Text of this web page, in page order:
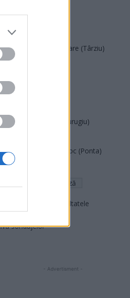
PACE (Peia)
Acțiunea Conservatoare (Târziu)
PDF (Lazarus)
PNȚCD (Pavelescu)
Partidul Patrioților (Surugiu)
România pe Primul Loc (Ponta)
Altul
Arată rezultatele
sondajelor
- Advertisment -